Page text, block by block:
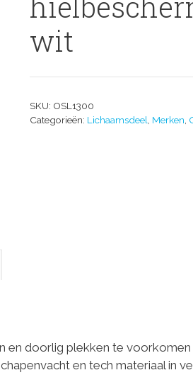
wit
SKU: OSL1300
Categorieën: Lichaamsdeel Merken
en doorlig plekken te
en tech materiaal in